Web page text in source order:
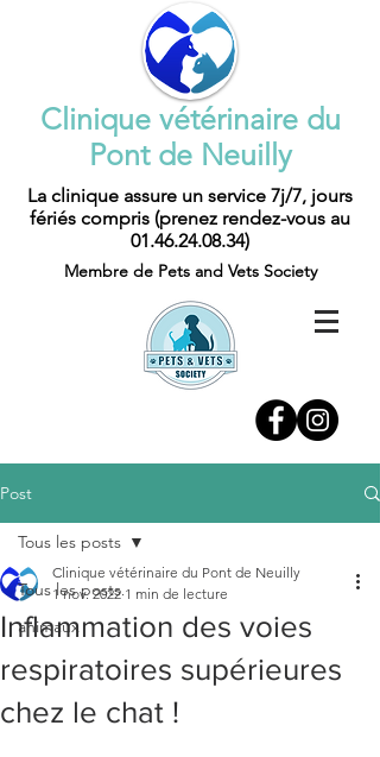
Clinique vétérinaire du
Pont de Neuilly
La clinique assure un service 7j/7, jours
fériés compris (prenez rendez-vous au
01.46.24.08.34)
Membre de Pets and Vets Society
Post
Tous les posts
animaux
Tous les posts
Inflammation des voies
respiratoires supérieures
chez le chat !
Clinique vétérinaire du Pont de Neuilly
1 nov. 2022 1 min de lecture